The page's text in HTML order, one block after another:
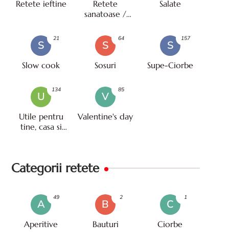
Retete ieftine
Retete
sanatoase /
Salate
S
Slow cook
21
S
Sosuri
64
S
Supe-Ciorbe
157
U
Utile pentru
tine, casa si
134
V
Valentine's day
85
Categorii retete
A
Aperitive
49
B
Bauturi
2
C
Ciorbe
1